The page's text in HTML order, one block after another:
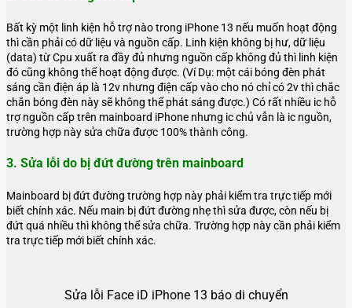
Bất kỳ một linh kiện hỗ trợ nào trong iPhone 13 nếu muốn hoạt động
thì cần phải có dữ liệu và nguồn cấp. Linh kiện không bị hư, dữ liệu
(data) từ Cpu xuất ra đầy đủ nhưng nguồn cấp không đủ thì linh kiện
đó cũng không thể hoạt động được. (Ví Dụ: một cái bóng đèn phát
sáng cần điện áp là 12v nhưng điện cấp vào cho nó chỉ có 2v thì chắc
chắn bóng đèn này sẽ không thể phát sáng được.) Có rất nhiều ic hỗ
trợ nguồn cấp trên mainboard iPhone nhưng ic chủ vẫn là ic nguồn,
trường hợp này sửa chữa được 100% thành công.
3. Sửa lỗi do bị đứt đường trên mainboard
Mainboard bị đứt đường trường hợp này phải kiểm tra trực tiếp mới
biết chính xác. Nếu main bị đứt đường nhẹ thì sửa được, còn nếu bị
đứt quá nhiều thì không thể sửa chữa. Trường hợp này cần phải kiểm
tra trực tiếp mới biết chính xác.
Sửa lỗi Face iD iPhone 13 báo di chuyển